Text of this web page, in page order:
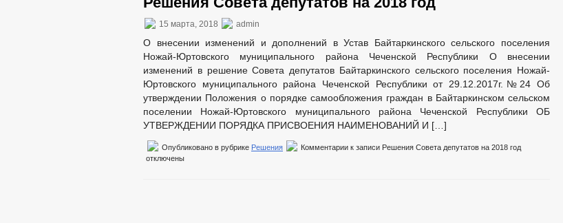
Антикоррупционная экспертиза
Методические материалы
Формы документов, связанных с противодействием коррупции, для заполнения
Сведения о доходах, расходах, об имуществе и обязательствах имущественного характера
Комиссия по соблюдению требований к служебному поведению и урегулированию конфликта интересов
Обратная связь для сообщений о фактах коррупции
_
Правовые акты
Устав
Решения
Административные регламенты
Постановления администрации
15 марта, 2018 admin
О внесении изменений и дополнений в Устав Байтаркинского сельского поселения
Ножай-Юртовского муниципального района Чеченской Республики О внесении
изменений в решение Совета депутатов Байтаркинского сельского поселения Ножай-
Юртовского муниципального района Чеченской Республики от 29.12.2017г.№24 Об
утверждении Положения о порядке самообложения граждан в Байтаркинском сельском
поселении Ножай-Юртовского муниципального района Чеченской Республики ОБ
УТВЕРЖДЕНИИ ПОРЯДКА ПРИСВОЕНИЯ НАИМЕНОВАНИЙ И […]
Опубликовано в рубрике Решения Комментарии к записи Решения Совета депутатов на 2018 год
отключены